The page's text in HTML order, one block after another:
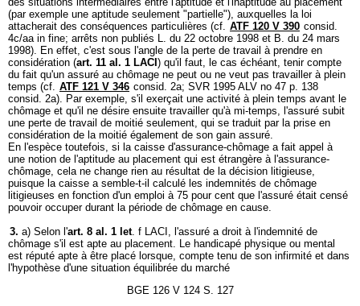
(par exemple une aptitude seulement "partielle"), auxquelles la loi
attacherait des conséquences particulières (cf. ATF 120 V 390 consid.
4c/aa in fine; arrêts non publiés L. du 22 octobre 1998 et B. du 24 mars
1998). En effet, c'est sous l'angle de la perte de travail à prendre en
considération (art. 11 al. 1 LACI ) qu'il faut, le cas échéant, tenir compte
du fait qu'un assuré au chômage ne peut ou ne veut pas travailler à plein
temps (cf. ATF 121 V 346 consid. 2a; SVR 1995 ALV no 47 p. 138
consid. 2a). Par exemple, s'il exerçait une activité à plein temps avant le
chômage et qu'il ne désire ensuite travailler qu'à mi-temps, l'assuré subit
une perte de travail de moitié seulement, qui se traduit par la prise en
considération de la moitié également de son gain assuré.
En l'espèce toutefois, si la caisse d'assurance-chômage a fait appel à
une notion de l'aptitude au placement qui est étrangère à l'assurance-
chômage, cela ne change rien au résultat de la décision litigieuse,
puisque la caisse a semble-t-il calculé les indemnités de chômage
litigieuses en fonction d'un emploi à 75 pour cent que l'assuré était censé
pouvoir occuper durant la période de chômage en cause.
3. a) Selon l'art. 8 al. 1 let. f LACI, l'assuré a droit à l'indemnité de
chômage s'il est apte au placement. Le handicapé physique ou mental
est réputé apte à être placé lorsque, compte tenu de son infirmité et dans
l'hypothèse d'une situation équilibrée du marché
BGE 126 V 124 S. 127